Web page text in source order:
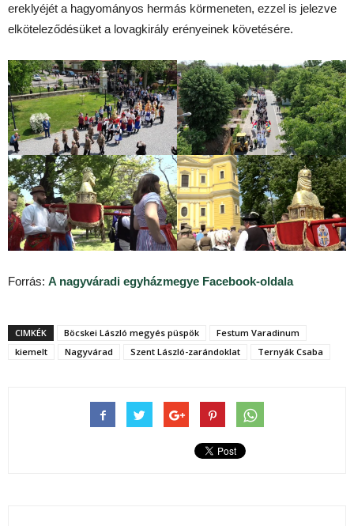
ereklyéjét a hagyományos hermás körmeneten, ezzel is jelezve
elköteleződésüket a lovagkirály erényeinek követésére.
Forrás: A nagyváradi egyházmegye Facebook-oldala
CIMKÉK Böcskei László megyés püspök
Festum Varadinum
kiemelt
Nagyvárad Szent László-zarándoklat Ternyák Csaba